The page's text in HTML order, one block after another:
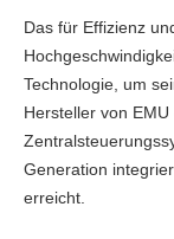
Das für Effizienz
Technologie, um
Hersteller von
Generation
erreicht.